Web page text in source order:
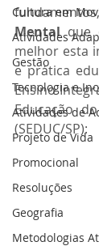
Cultura em
Atividades
Gestão
Tecnologia e
Atividades de
Projeto de Vida
Promocional
Resoluções
Geografia
Metodologias
Mental que
melhor esta
e prática
Ensino
Educação
(SEDUC/SP):